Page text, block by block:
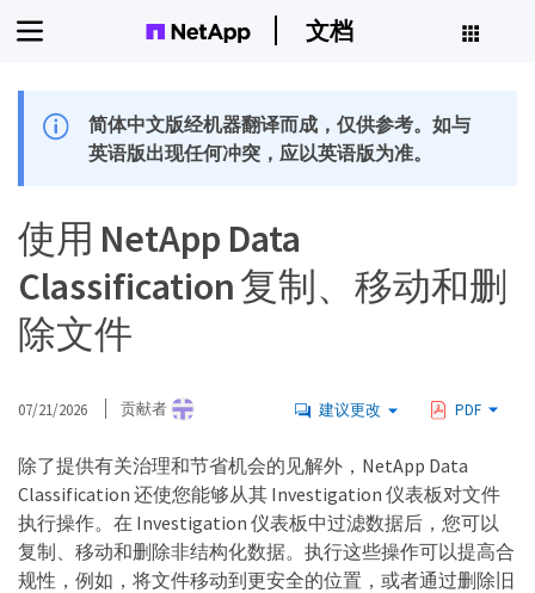
文档
简体中文版经机器翻译而成，仅供参考。如与
英语版出现任何冲突，应以英语版为准。
使用 NetApp Data
Classification 复制、移动和删
除文件
07/21/2026 贡献者 建议更改 PDF
除了提供有关治理和节省机会的见解外，NetApp Data
Classification 还使您能够从其 Investigation 仪表板对文件
执行操作。在 Investigation 仪表板中过滤数据后，您可以
复制、移动和删除非结构化数据。执行这些操作可以提高合
规性，例如，将文件移动到更安全的位置，或者通过删除旧